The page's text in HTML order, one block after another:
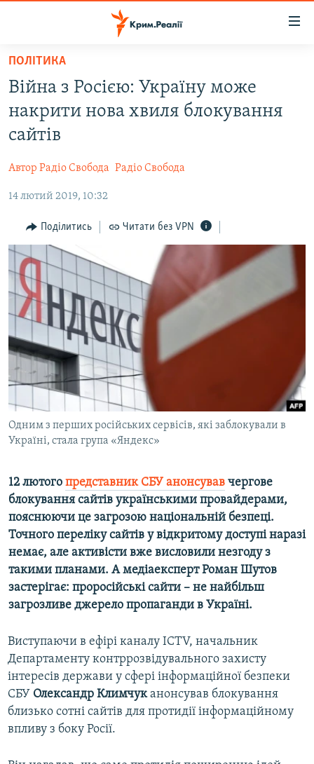
Перейти
основного
матеріалу
Перейти
до
основної
навігації
Перейти
пошуку
ВІДЕО ТА ФОТО
БЛОГИ
ПОГЛЯД
ІНТЕРВ'Ю
ВСЕ ЗА ДЕНЬ
СПЕЦПРОЕКТИ
ДЕПОРТАЦІЯ
ВІДЕОУРОКИ «ELIFBE»
СВІДЧЕННЯ ОКУПАЦІЇ
УКРАЇНСЬКА ПРОБЛЕМА КРИМУ
ЯК ОБІЙТИ БЛОКУВАННЯ
Русский
Qırımtatar
ДОЛУЧАЙСЯ!
ПОЛІТИКА
Війна з Росією: Україну може
накрити нова хвиля блокування
сайтів
Автор Радіо Свобода Радіо Свобода
14 лютий 2019, 10:32
Поділитись Читати без VPN
Одним з перших російських сервісів, які заблокували в
Україні, стала група «Яндекс»
12 лютого представник СБУ анонсував чергове
блокування сайтів українськими провайдерами,
пояснюючи це загрозою національній безпеці.
Точного переліку сайтів у відкритому доступі наразі
немає, але активісти вже висловили незгоду з
такими планами. А медіаексперт Роман Шутов
застерігає: проросійські сайти – не найбільш
загрозливе джерело пропаганди в Україні.
Виступаючи в ефірі каналу ICTV, начальник
Департаменту контррозвідувального захисту
інтересів держави у сфері інформаційної безпеки
СБУ Олександр Климчуканонсував блокування
близько сотні сайтів для протидії інформаційному
впливу з боку Росії.